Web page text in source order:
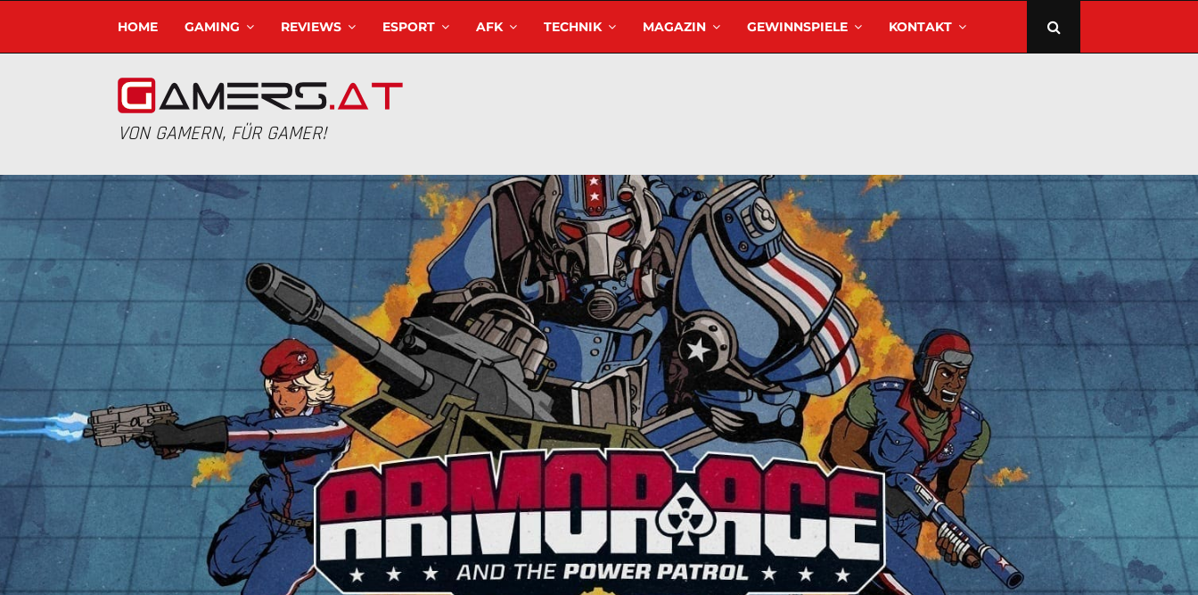
HOME GAMING REVIEWS ESPORT AFK TECHNIK MAGAZIN GEWINNSPIELE KONTAKT
VON GAMERN, FÜR GAMER!